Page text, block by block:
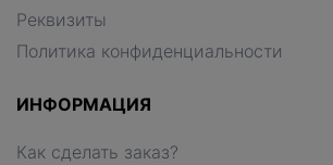
Реквизиты
Политика конфиденциальности
ИНФОРМАЦИЯ
Как сделать заказ?